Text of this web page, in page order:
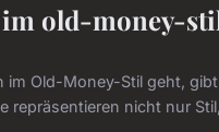
old-money-
im Old-Money-Stil geht,
repräsentieren nicht nur